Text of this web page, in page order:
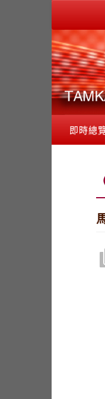
即時總